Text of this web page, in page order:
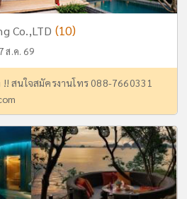
Co.,LTD (10)
ส.ค. 69
สนใจสมัครงานโทร 088-7660331